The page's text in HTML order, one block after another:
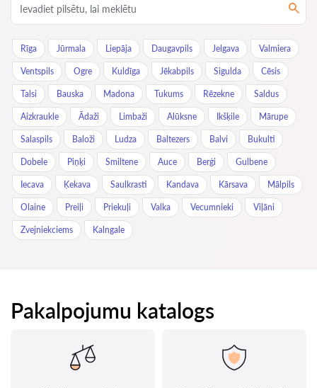
Rīga Jūrmala Liepāja Daugavpils Jelgava Valmiera
Ventspils Ogre Kuldīga Jēkabpils Sigulda Cēsis
Talsi Bauska Madona Tukums Rēzekne Saldus
Aizkraukle Ādaži Limbaži Alūksne Ikšķile Mārupe
Salaspils Baloži Ludza Baltezers Balvi Bukulti
Dobele Piņķi Smiltene Auce Berģi Gulbene
Iecava Ķekava Saulkrasti Kandava Kārsava Mālpils
Olaine Preiļi Priekuļi Valka Vecumnieki Viļāni
Zvejniekciems Kalngale
Pakalpojumu katalogs